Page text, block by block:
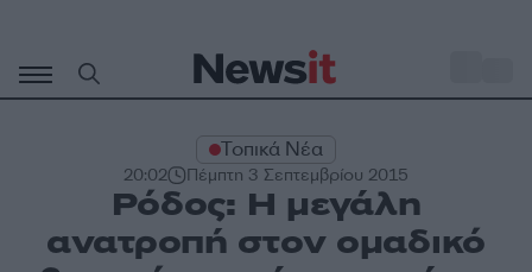
περιεχόμενο
Τοπικά Νέα
20:02 Πέμπτη 3 Σεπτεμβρίου 2015
Ρόδος: Η μεγάλη
ανατροπή στον ομαδικό